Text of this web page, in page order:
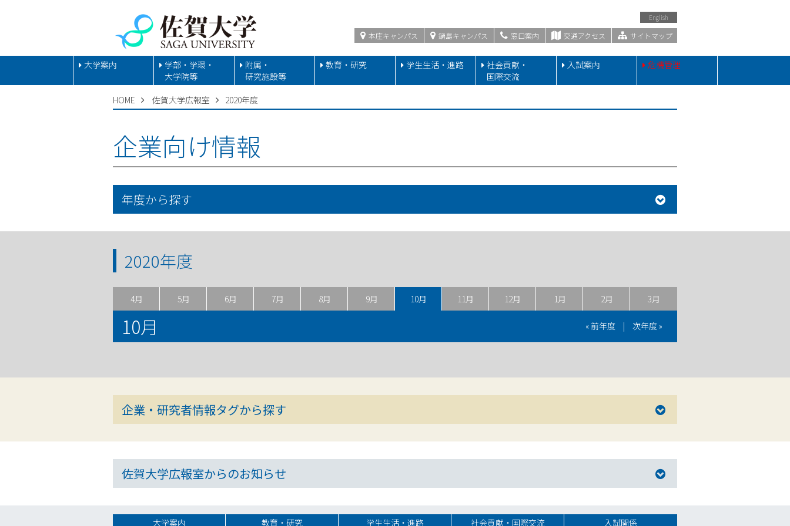
English
本庄キャンパス 鍋島キャンパス 窓口案内 交通アクセス サイトマップ
大学案内
学部・学環・
大学院等
附属・
研究施設等
教育・研究 学生生活・進路
社会貢献・
国際交流
入試案内 危機管理
HOME 佐賀大学広報室 2020年度
企業向け情報
年度から探す
2020年度
4月 5月 6月 7月 8月 9月 10月 11月 12月 1月 2月 3月
10月 « 前年度 | 次年度 »
企業・研究者情報タグから探す
佐賀大学広報室からのお知らせ
大学案内 教育・研究 学生生活・進路 社会貢献・国際交流 入試関係